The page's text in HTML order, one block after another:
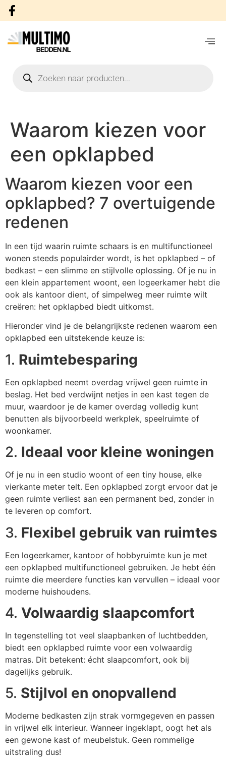
Waarom kiezen voor
een opklapbed
Waarom kiezen voor een
opklapbed? 7 overtuigende
redenen
In een tijd waarin ruimte schaars is en multifunctioneel
wonen steeds populairder wordt, is het opklapbed – of
bedkast – een slimme en stijlvolle oplossing. Of je nu in
een klein appartement woont, een logeerkamer hebt die
ook als kantoor dient, of simpelweg meer ruimte wilt
creëren: het opklapbed biedt uitkomst.
Hieronder vind je de belangrijkste redenen waarom een
opklapbed een uitstekende keuze is:
1. Ruimtebesparing
Een opklapbed neemt overdag vrijwel geen ruimte in
beslag. Het bed verdwijnt netjes in een kast tegen de
muur, waardoor je de kamer overdag volledig kunt
benutten als bijvoorbeeld werkplek, speelruimte of
woonkamer.
2. Ideaal voor kleine woningen
Of je nu in een studio woont of een tiny house, elke
vierkante meter telt. Een opklapbed zorgt ervoor dat je
geen ruimte verliest aan een permanent bed, zonder in
te leveren op comfort.
3. Flexibel gebruik van ruimtes
Een logeerkamer, kantoor of hobbyruimte kun je met
een opklapbed multifunctioneel gebruiken. Je hebt één
ruimte die meerdere functies kan vervullen – ideaal voor
moderne huishoudens.
4. Volwaardig slaapcomfort
In tegenstelling tot veel slaapbanken of luchtbedden,
biedt een opklapbed ruimte voor een volwaardig
matras. Dit betekent: écht slaapcomfort, ook bij
dagelijks gebruik.
5. Stijlvol en onopvallend
Moderne bedkasten zijn strak vormgegeven en passen
in vrijwel elk interieur. Wanneer ingeklapt, oogt het als
een gewone kast of meubelstuk. Geen rommelige
uitstraling dus!